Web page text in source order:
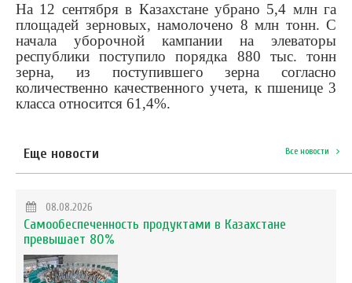
На 12 сентября в Казахстане убрано 5,4 млн га
площадей зерновых, намолочено 8 млн тонн. С
начала уборочной кампании на элеваторы
республики поступило порядка 880 тыс. тонн
зерна, из поступившего зерна согласно
количественно качественного учета, к пшенице 3
класса относится 61,4%.
Еще новости Все новости
08.08.2026
Самообеспеченность продуктами в Казахстане
превышает 80%